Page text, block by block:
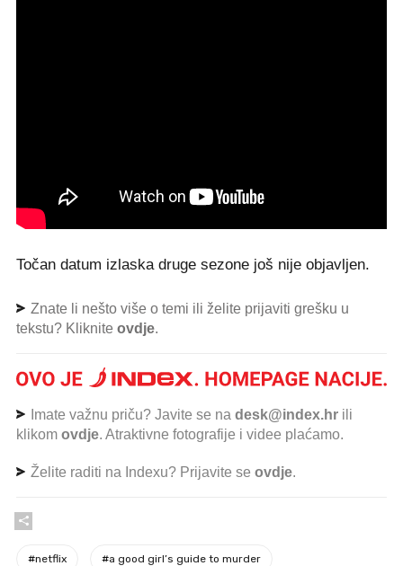
Točan datum izlaska druge sezone još nije objavljen.
Znate li nešto više o temi ili želite prijaviti grešku u
tekstu? Kliknite ovdje.
Imate važnu priču? Javite se na desk@index.hr ili
klikom ovdje. Atraktivne fotografije i videe plaćamo.
Želite raditi na Indexu? Prijavite se ovdje.
#netflix #a good girl’s guide to murder